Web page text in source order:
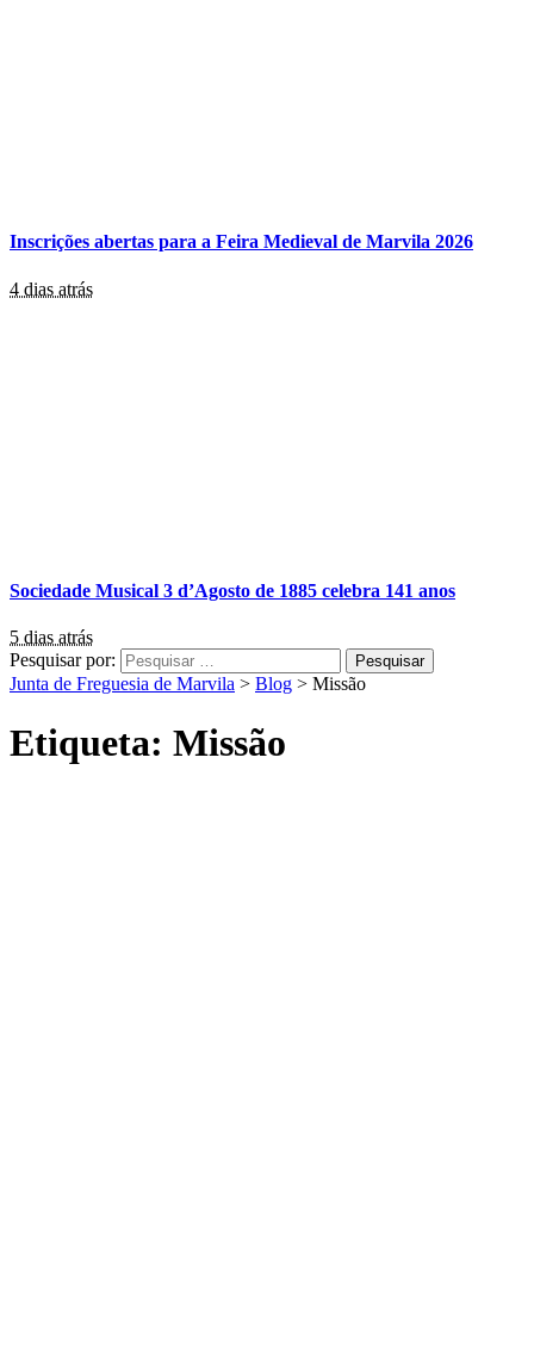
Inscrições abertas para a Feira Medieval de Marvila 2026
4 dias atrás
Sociedade Musical 3 d’Agosto de 1885 celebra 141 anos
5 dias atrás
Pesquisar por:
Junta de Freguesia de Marvila > Blog > Missão
Etiqueta: Missão